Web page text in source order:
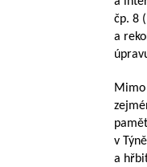
čp. 8
a
Mimo
v
a